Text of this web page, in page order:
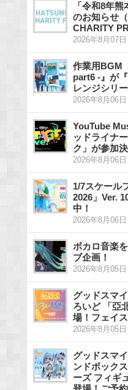
「令和8年
のお知らせ
CHARITY
2026年8月07
作業用BGM
part6 -』が
レンジシリ
2026年8月06
YouTube
ッドライナ
ク」が参加決
2026年8月06
1/7スケール
2026」Ver.
中！
2026年8月06
ボカロ音楽
ブ企画！
2026年8月05
グッドスマ
ろいど 「亞
場！フェイ
2026年8月05
グッドスマ
ンドボック
ーズ フィギ